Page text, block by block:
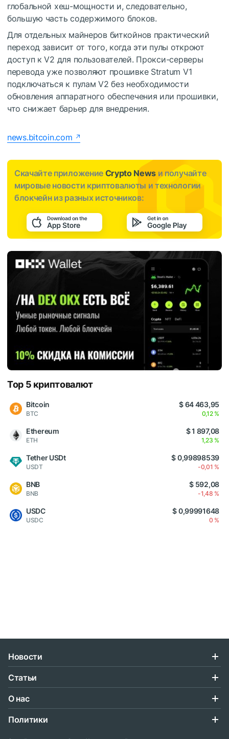
глобальной хеш-мощности и, следовательно,
большую часть содержимого блоков.
Для отдельных майнеров биткойнов практический
переход зависит от того, когда эти пулы откроют
доступ к V2 для пользователей. Прокси-серверы
перевода уже позволяют прошивке Stratum V1
подключаться к пулам V2 без необходимости
обновления аппаратного обеспечения или прошивки,
что снижает барьер для внедрения.
news.bitcoin.com
Скачайте приложение Crypto News и получайте
мировые новости криптовалюты и технологии
блокчейн из разных источников:
Top 5 криптовалют
Bitcoin
BTC
$ 64 463,95
0,12 %
Ethereum
ETH
$ 1 897,08
1,23 %
Tether USDt
USDT
$ 0,99898539
-0,01 %
BNB
BNB
$ 592,08
-1,48 %
USDC
USDC
$ 0,99991648
0 %
Новости
Статьи
О нас
Политики